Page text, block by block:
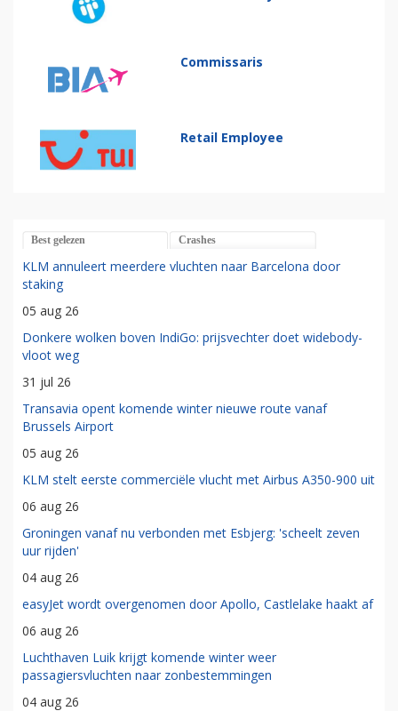
Commissaris
Retail Employee
Best gelezen Crashes
KLM annuleert meerdere vluchten naar Barcelona door
staking
05 aug 26
Donkere wolken boven IndiGo: prijsvechter doet widebody-
vloot weg
31 jul 26
Transavia opent komende winter nieuwe route vanaf
Brussels Airport
05 aug 26
KLM stelt eerste commerciële vlucht met Airbus A350-900 uit
06 aug 26
Groningen vanaf nu verbonden met Esbjerg: 'scheelt zeven
uur rijden'
04 aug 26
easyJet wordt overgenomen door Apollo, Castlelake haakt af
06 aug 26
Luchthaven Luik krijgt komende winter weer
passagiersvluchten naar zonbestemmingen
04 aug 26